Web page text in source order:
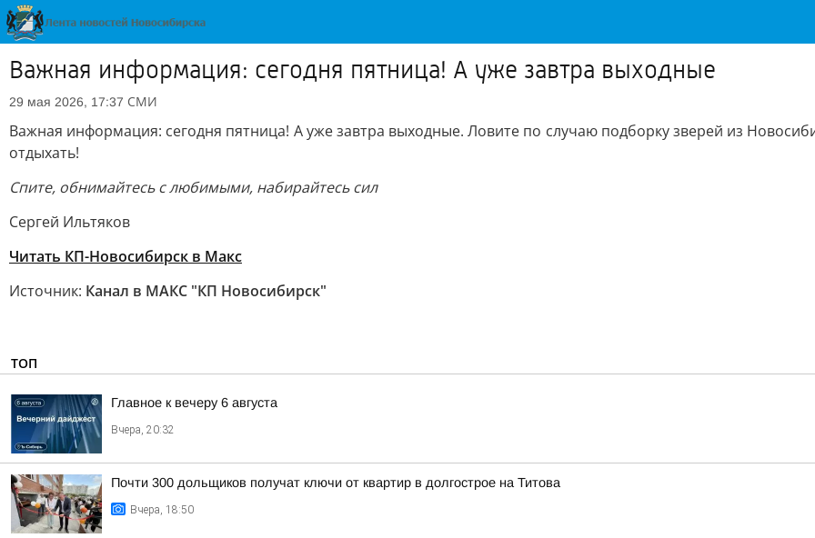
Важная информация: сегодня пятница! А уже завтра выходные
29 мая 2026, 17:37 СМИ
Важная информация: сегодня пятница! А уже завтра выходные. Ловите по случаю подборку зверей из
отдыхать!
Спите, обнимайтесь с любимыми, набирайтесь сил
Сергей Ильтяков
Читать КП-Новосибирск в Mакс
Источник: Канал в МАКС "КП Новосибирск"
ТОП
Главное к вечеру 6 августа
Вчера, 20:32
Почти 300 дольщиков получат ключи от квартир в долгострое на Титова
Вчера, 18:50